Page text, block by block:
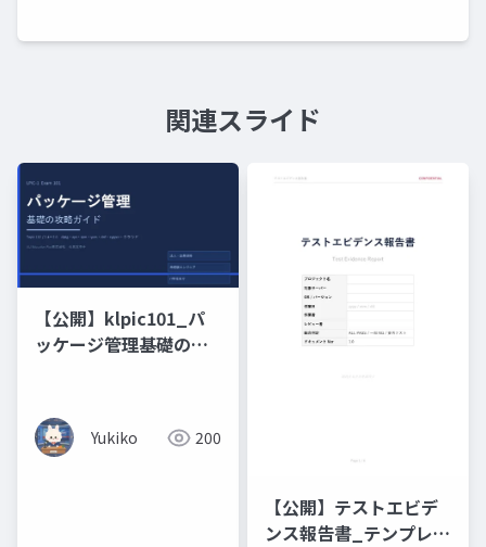
関連スライド
【公開】klpic101_パ
ッケージ管理基礎の攻
Yukiko 200
【公開】テストエビデ
ンス報告書_テンプレー